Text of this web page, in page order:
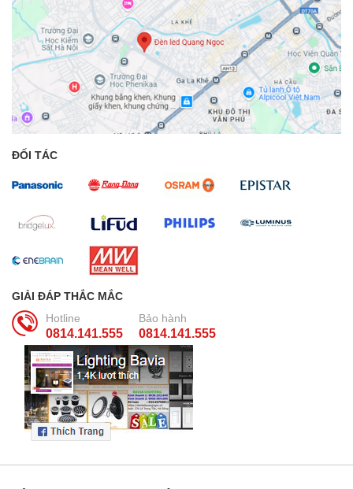
ĐỐI TÁC
GIẢI ĐÁP THẮC MẮC
Hotline
0814.141.555
Bảo hành
0814.141.555